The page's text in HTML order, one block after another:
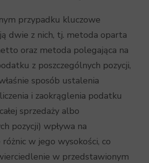
przypadku kluczowe
dwie z nich, tj. metoda oparta
oraz metoda polegająca na
z poszczególnych pozycji,
sposób ustalenia
i zaokrąglenia podatku
sprzedaży albo
pozycji) wpływa na
w jego wysokości, co
w przedstawionym